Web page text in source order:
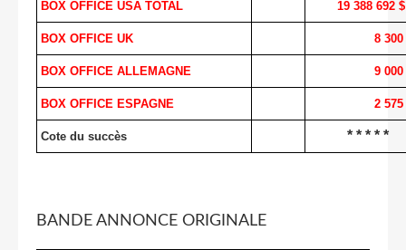
BOX OFFICE USA TOTAL 19 388 692
BOX OFFICE UK 8 300
BOX OFFICE ALLEMAGNE 9 000
BOX OFFICE ESPAGNE 2 575
Cote du succès * * * * *
BANDE ANNONCE ORIGINALE